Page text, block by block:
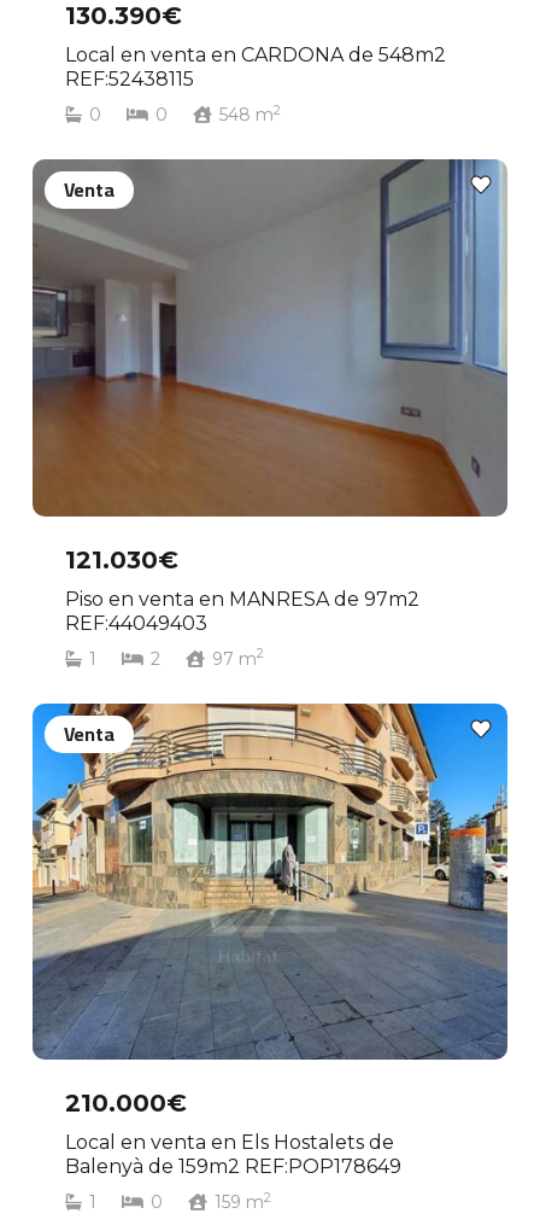
130.390€
Local en venta en CARDONA de 548m2
REF:52438115
0 0 548 m2
121.030€
Piso en venta en MANRESA de 97m2
REF:44049403
1 2 97 m2
Venta
210.000€
Local en venta en Els Hostalets de
Balenyà de 159m2 REF:POP178649
1 0 159 m2
Venta